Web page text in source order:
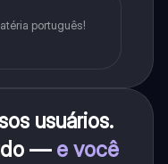
português!
usuários.
— e você